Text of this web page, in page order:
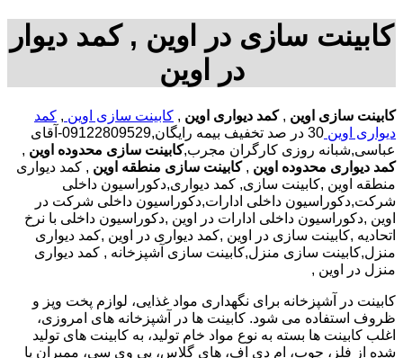
کابینت سازی در اوین , کمد دیوار
در اوین
کابینت سازی اوین ,کمد دیواری اوین , کابینت سازی اوین , کمد
دیواری اوین
30 در صد تخفیف بیمه رایگان,09122809529-آقای
عباسی,شبانه روزی کارگران مجرب,کابینت سازی محدوده اوین ,
کمد دیواری محدوده اوین , کابینت سازی منطقه اوین , کمد دیواری
منطقه اوین ,کابینت سازی, کمد دیواری,دکوراسیون داخلی
شرکت,دکوراسیون داخلی ادارات,دکوراسیون داخلی شرکت در
اوین ,دکوراسیون داخلی ادارات در اوین ,دکوراسیون داخلی با نرخ
اتحادیه ,کابینت سازی در اوین ,کمد دیواری در اوین ,کمد دیواری
منزل,کابینت سازی منزل,کابینت سازی آشپزخانه , کمد دیواری
منزل در اوین ,
کابینت در آشپزخانه برای نگهداری مواد غذایی، لوازم پخت وپز و
ظروف استفاده می شود. کابینت ها در آشپزخانه های امروزی،
اغلب کابینت ها بسته به نوع مواد خام تولید، به کابینت های تولید
شده از فلز، چوب، ام دی اف، های گلاس، پی وی سی، ممبران یا